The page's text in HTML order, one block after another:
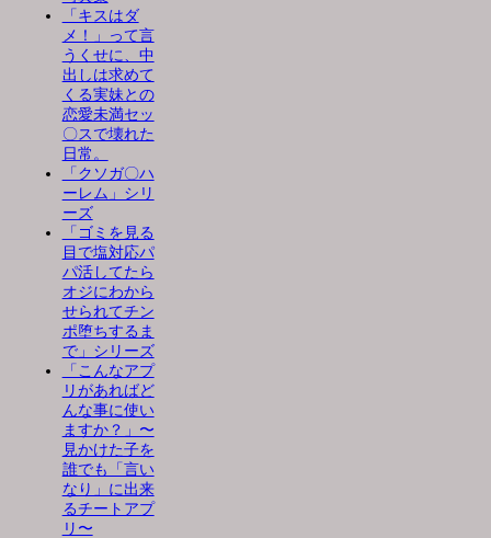
「キスはダ
メ！」って言
うくせに、中
出しは求めて
くる実妹との
恋愛未満セッ
〇スで壊れた
日常。
「クソガ〇ハ
ーレム」シリ
ーズ
「ゴミを見る
目で塩対応パ
パ活してたら
オジにわから
せられてチン
ポ堕ちするま
で」シリーズ
「こんなアプ
リがあればど
んな事に使い
ますか？」〜
見かけた子を
誰でも「言い
なり」に出来
るチートアプ
リ〜